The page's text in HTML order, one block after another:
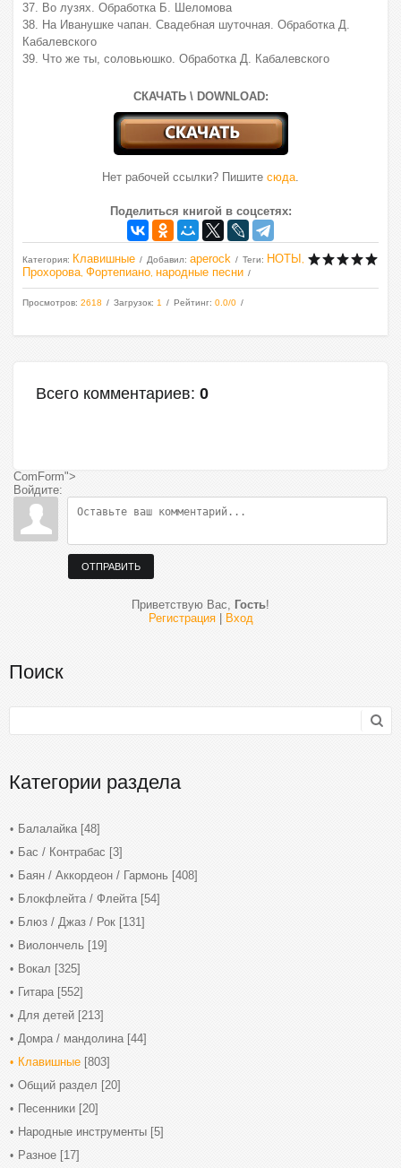
37. Во лузях. Обработка Б. Шеломова
38. На Иванушке чапан. Свадебная шуточная. Обработка Д.
Кабалевского
39. Что же ты, соловьюшко. Обработка Д. Кабалевского
СКАЧАТЬ \ DOWNLOAD:
Нет рабочей ссылки? Пишите сюда.
Поделиться книгой в соцсетях:
Категория: Клавишные Добавил: aperock Теги: НОТЫ
Прохорова Фортепиано народные песни
Просмотров: 2618 Загрузок: 1 Рейтинг: 0.0/0
Всего комментариев: 0
ComForm">
Войдите:
ОТПРАВИТЬ
Приветствую Вас, Гость!
Регистрация| Вход
Поиск
Категории раздела
Балалайка [48]
Бас / Контрабас [3]
Баян / Аккордеон / Гармонь [408]
Блокфлейта / Флейта [54]
Блюз / Джаз / Рок [131]
Виолончель [19]
Вокал [325]
Гитара [552]
Для детей [213]
Домра / мандолина [44]
Клавишные [803]
Общий раздел [20]
Песенники [20]
Народные инструменты [5]
Разное [17]